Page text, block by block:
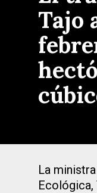
Tajo
La
Ecológica,